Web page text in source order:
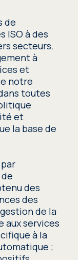
de
ISO à des
secteurs.
à
et
notre
toutes
et
la base de
des
des
de la
aux services
à la
;